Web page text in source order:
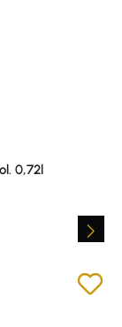
5 Sternen
0,72l